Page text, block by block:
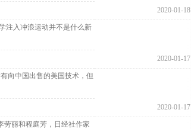
2020-01-18
注入冲浪运动并不是什么新
2020-01-17
向中国出售的美国技术，但
2020-01-17
劳丽和程庭芳，日经社作家